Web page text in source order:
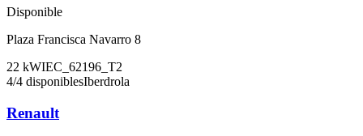
Disponible
Plaza Francisca Navarro 8
22 kWIEC_62196_T2
4/4 disponiblesIberdrola
Renault